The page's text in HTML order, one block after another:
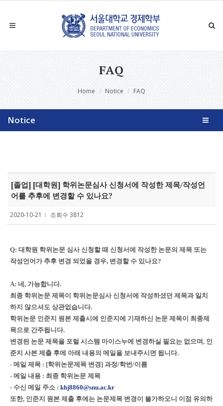
FAQ
Home Notice FAQ
Notice
[졸업] [대학원] 학위논문심사 신청서에 작성한 제목/작성언
어를 추후에 변경할 수 있나요?
2020-10-21 l 조회수 3812
Q: 대학원 학위논문 심사 신청할 때 신청서에 작성한 논문의 제목 또는
작성언어가 추후 변경 되었을 경우, 변경할 수 있나요?
A: 네, 가능합니다.
최종 학위논문 제목이 학위논문심사 신청서에 작성하셨던 제목과 일치
하지 않으셔도 상관없습니다.
학위논문 인준지 원본 제출시에 인준지에 기재하신 논문 제목이 최종제
목으로 간주됩니다.
변경된 논문 제목을 포털 시스템 마이스누에 변경하실 필요는 없으며, 인
준지 사본 제출 후에 아래 내용의 메일을 보내주시면 됩니다.
- 메일 제목 : [학위논문제목 변경] 과정/학번/이름
- 메일 내용 : 최종 학위논문 제목
- 수신 메일 주소 : khj8860@snu.ac.kr
또한, 인준지 원본 제출 후에는 논문제목 변경이 불가하오니 이점 유의하